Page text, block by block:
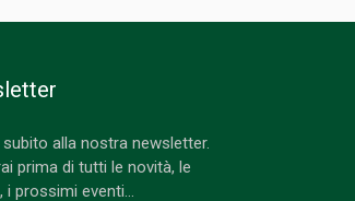
alla nostra newsletter.
prima di tutti le novità, le
prossimi eventi...